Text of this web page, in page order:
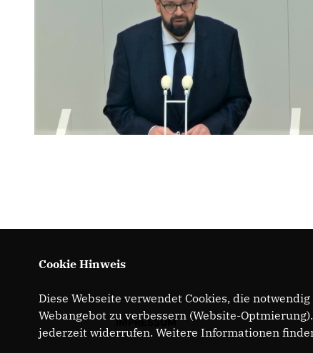
IMPRESSUM
Cookie Hinweis
Diese Webseite verwendet Cookies, die
Webangebot zu verbessern (Website-
jederzeit widerrufen. Weitere Informationen